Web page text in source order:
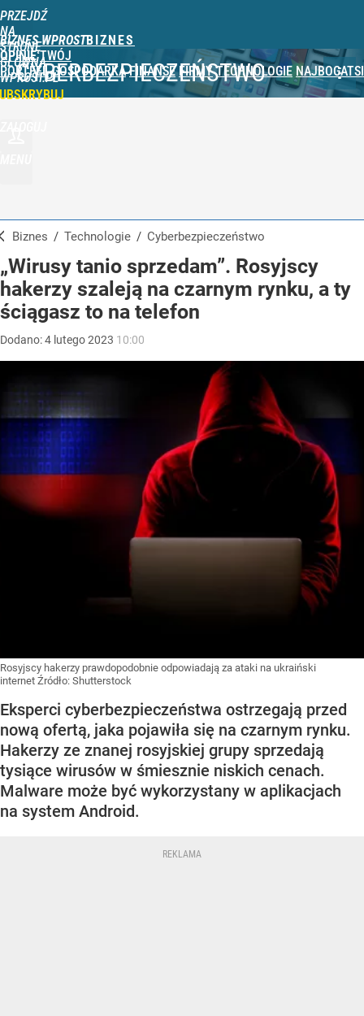
PRZEJDŹ
NA
STRONĘ
GŁÓWNĄ
WPROST.PL
BIZNES WPROST
OPINIE TWÓJ
PORTFEL GOSPODARKA FINANSE FIRMY TECHNOLOGIE NAJBOGATSI
CYBERBEZPIECZEŃSTWO
Biznes / Technologie / Cyberbezpieczeństwo
„Wirusy tanio sprzedam”. Rosyjscy
hakerzy szaleją na czarnym rynku, a ty
ściągasz to na telefon
Dodano:4 lutego2023 10:00
Rosyjscy hakerzy prawdopodobnie odpowiadają za ataki na ukraiński
internet Źródło: Shutterstock
Eksperci cyberbezpieczeństwa ostrzegają przed
nową ofertą, jaka pojawiła się na czarnym rynku.
Hakerzy ze znanej rosyjskiej grupy sprzedają
tysiące wirusów w śmiesznie niskich cenach.
Malware może być wykorzystany w aplikacjach
na system Android.